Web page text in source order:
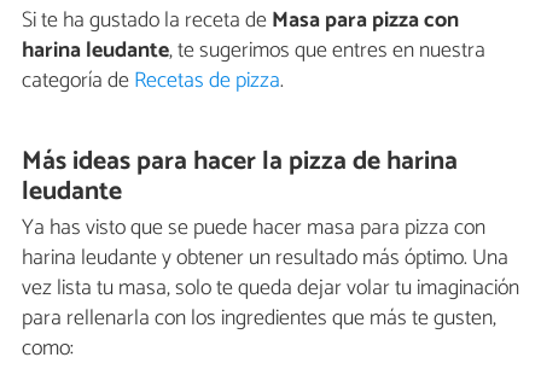
Si te ha gustado la receta deMasa para pizza con
harina leudante, te sugerimos que entres en nuestra
categoría deRecetas de pizza.
Más ideas para hacer la pizza de harina
leudante
Ya has visto que se puede hacer masa para pizza con
harina leudante y obtener un resultado más óptimo. Una
vez lista tu masa, solo te queda dejar volar tu imaginación
para rellenarla con los ingredientes que más te gusten,
como: